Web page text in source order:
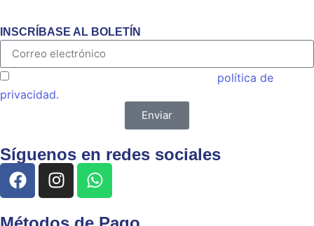
INSCRÍBASE AL BOLETÍN
política de
privacidad.
Enviar
Síguenos en redes sociales